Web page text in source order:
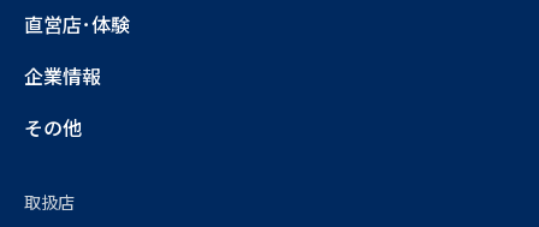
直営店･体験
企業情報
その他
取扱店